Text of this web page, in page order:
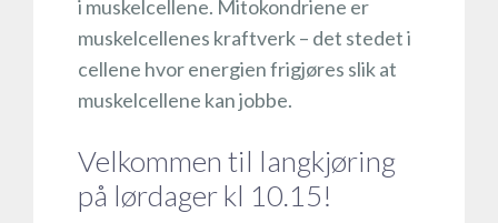
i muskelcellene. Mitokondriene er
muskelcellenes kraftverk – det stedet i
cellene hvor energien frigjøres slik at
muskelcellene kan jobbe.
Velkommen til langkjøring
på lørdager kl 10.15!